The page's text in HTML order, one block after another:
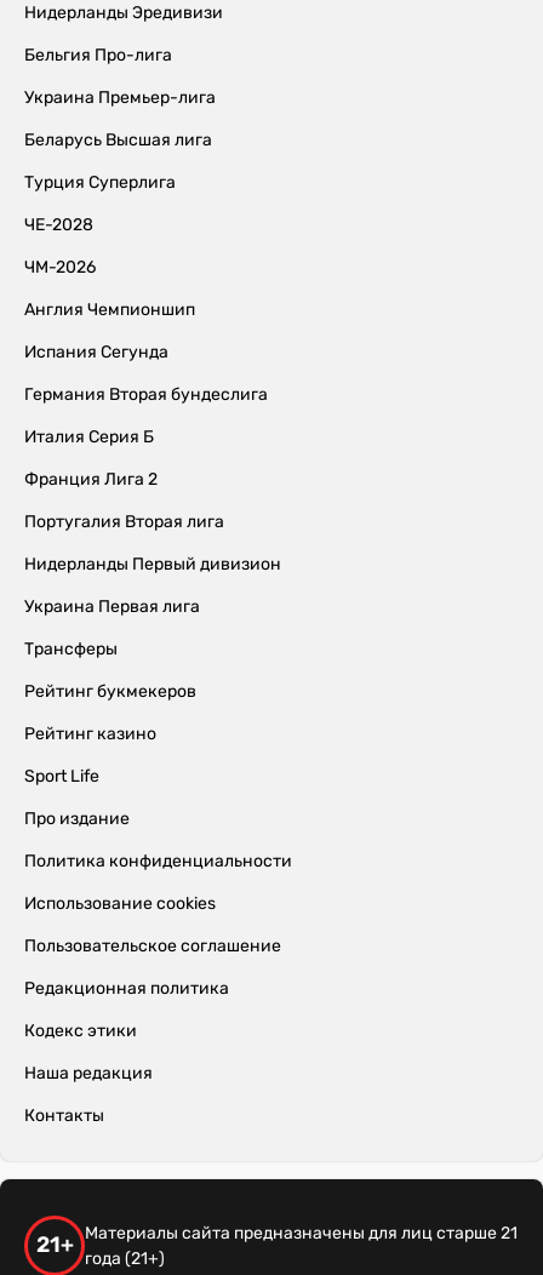
Нидерланды Эредивизи
Бельгия Про-лига
Украина Премьер-лига
Беларусь Высшая лига
Турция Суперлига
ЧЕ-2028
ЧМ-2026
Англия Чемпионшип
Испания Сегунда
Германия Вторая бундеслига
Италия Серия Б
Франция Лига 2
Португалия Вторая лига
Нидерланды Первый дивизион
Украина Первая лига
Трансферы
Рейтинг букмекеров
Рейтинг казино
Sport Life
Про издание
Политика конфиденциальности
Использование cookies
Пользовательское соглашение
Редакционная политика
Кодекс этики
Наша редакция
Контакты
21+
Материалы сайта предназначены для лиц старше 21
года (21+)